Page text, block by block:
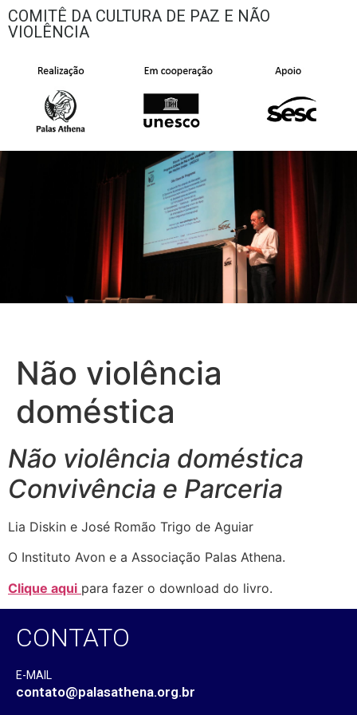
COMITÊ DA CULTURA DE PAZ E NÃO
VIOLÊNCIA
Não violência
doméstica
Não violência doméstica
Convivência e Parceria
Lia Diskin e José Romão Trigo de Aguiar
O Instituto Avon e a Associação Palas Athena.
Clique aqui para fazer o download do livro.
CONTATO
E-MAIL
contato@palasathena.org.br